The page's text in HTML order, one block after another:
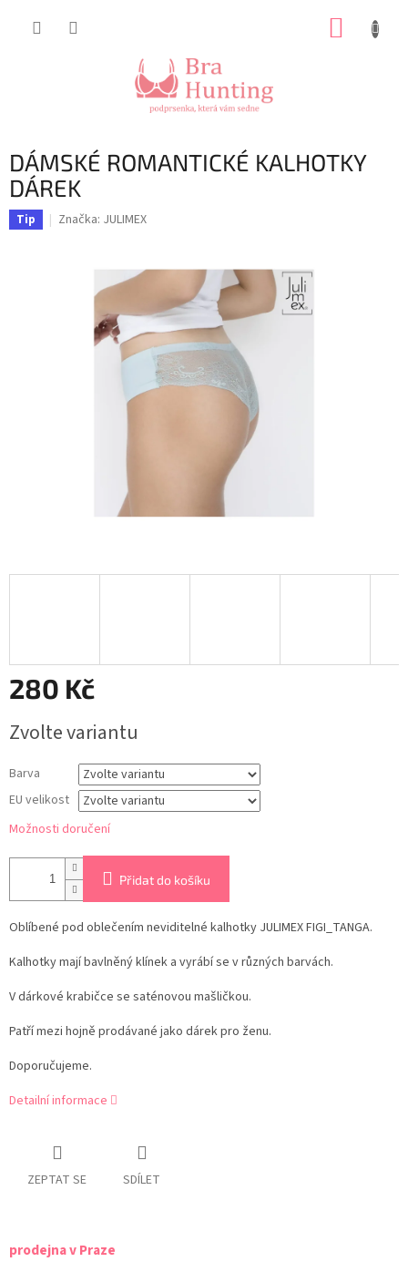
DÁMSKÉ ROMANTICKÉ KALHOTKY
DÁREK
Tip Značka: JULIMEX
280 Kč
cena:
Zvolte variantu
Barva
EU velikost
Možnosti doručení
Přidat do košíku
Oblíbené pod oblečením neviditelné kalhotky JULIMEX FIGI_TANGA.
Kalhotky mají bavlněný klínek a vyrábí se v různých barvách.
V dárkové krabičce se saténovou mašličkou.
Patří mezi hojně prodávané jako dárek pro ženu.
Doporučujeme.
Detailní informace
ZEPTAT SE SDÍLET
prodejna v Praze